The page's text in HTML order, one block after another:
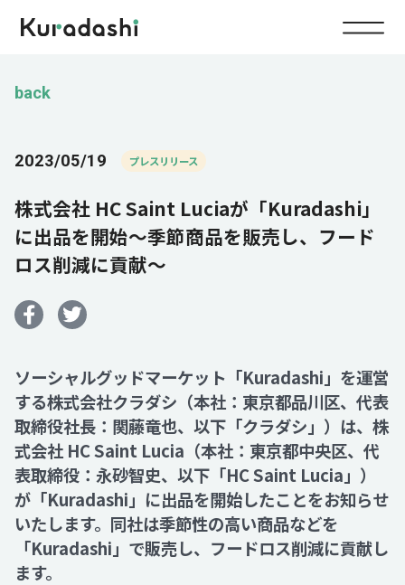
Top
Service
Food
Energy
Impact
Company
News
Recruit
Contact
back
2023/05/19 プレスリリース
株式会社 HC Saint Luciaが「Kuradashi」
に出品を開始～季節商品を販売し、フード
ロス削減に貢献～
ソーシャルグッドマーケット「Kuradashi」を運営
する株式会社クラダシ（本社：東京都品川区、代表
取締役社長：関藤竜也、以下「クラダシ」）は、株
式会社 HC Saint Lucia（本社：東京都中央区、代
表取締役：永砂智史、以下「HC Saint Lucia」）
が「Kuradashi」に出品を開始したことをお知らせ
いたします。同社は季節性の高い商品などを
「Kuradashi」で販売し、フードロス削減に貢献し
ます。